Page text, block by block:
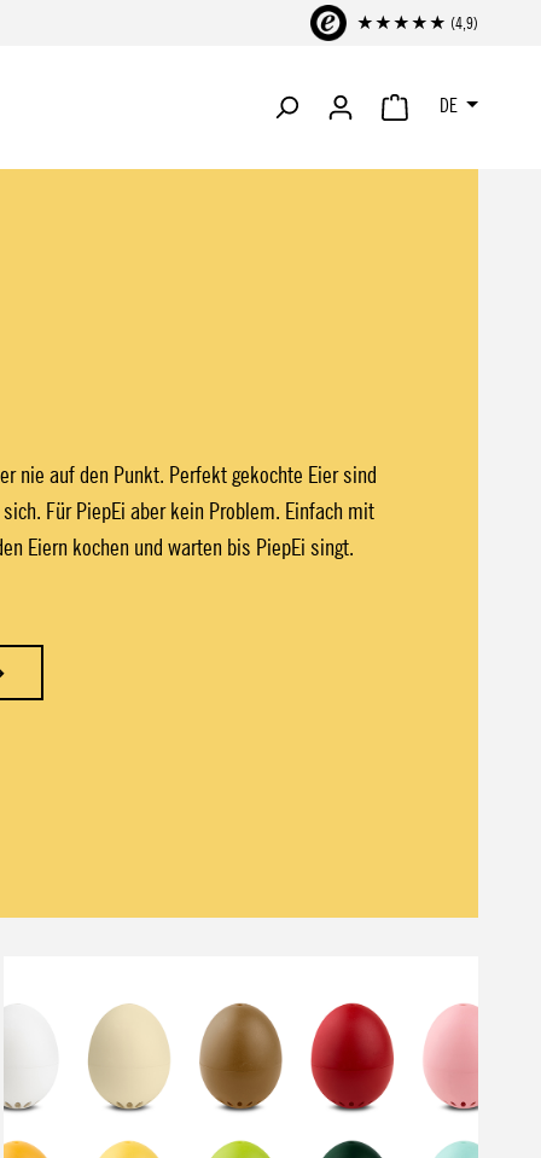
★★★★★ (4,9)
WARENKORB
DE
nie auf den Punkt. Perfekt gekochte Eier sind
Für PiepEi aber kein Problem. Einfach mit
Eiern kochen und warten bis PiepEi singt.